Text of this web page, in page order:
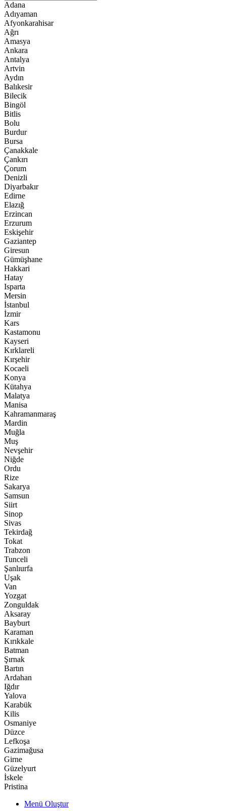
Adana
Adıyaman
Afyonkarahisar
Ağrı
Amasya
Ankara
Antalya
Artvin
Aydın
Balıkesir
Bilecik
Bingöl
Bitlis
Bolu
Burdur
Bursa
Çanakkale
Çankırı
Çorum
Denizli
Diyarbakır
Edirne
Elazığ
Erzincan
Erzurum
Eskişehir
Gaziantep
Giresun
Gümüşhane
Hakkari
Hatay
Isparta
Mersin
İstanbul
İzmir
Kars
Kastamonu
Kayseri
Kırklareli
Kırşehir
Kocaeli
Konya
Kütahya
Malatya
Manisa
Kahramanmaraş
Mardin
Muğla
Muş
Nevşehir
Niğde
Ordu
Rize
Sakarya
Samsun
Siirt
Sinop
Sivas
Tekirdağ
Tokat
Trabzon
Tunceli
Şanlıurfa
Uşak
Van
Yozgat
Zonguldak
Aksaray
Bayburt
Karaman
Kırıkkale
Batman
Şırnak
Bartın
Ardahan
Iğdır
Yalova
Karabük
Kilis
Osmaniye
Düzce
Lefkoşa
Gazimağusa
Girne
Güzelyurt
İskele
Pristina
Menü Oluştur